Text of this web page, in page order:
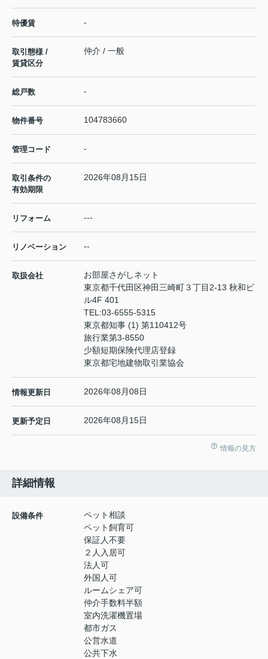
特優賃 -
取引態様 /
賃貸区分
仲介 / 一般
総戸数 -
物件番号 104783660
管理コード -
取引条件の
有効期限
2026年08月15日
リフォーム ---
リノベーション --
取扱会社
お部屋さがしネット
東京都千代田区神田三崎町３丁目2-13 秋和ビ
ル4F 401
TEL:03-6555-5315
東京都知事 (1) 第110412号
旅行業第3-8550
少額短期保険代理店登録
東京都宅地建物取引業協会
情報更新日 2026年08月08日
更新予定日 2026年08月15日
情報の見方
詳細情報
設備条件
ペット相談
ペット飼育可
保証人不要
２人入居可
法人可
外国人可
ルームシェア可
仲介手数料半額
室内洗濯機置場
都市ガス
公営水道
公共下水